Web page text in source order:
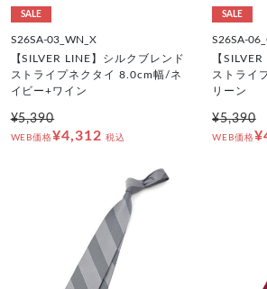
SALE
S26SA-03_WN_X
【SILVER LINE】シルクブレンド
ストライプネクタイ 8.0cm幅/ネ
イビー+ワイン
¥5,390
WEB価格¥4,312 税込
SALE
S26SA-
【
ストライ
リーン
¥5,390
WEB価格